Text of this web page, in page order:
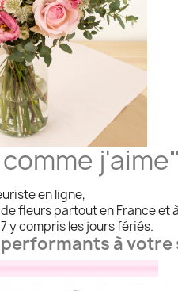
j'aime
en ligne,
fleurs partout en France et
y compris les jours fériés.
à votre